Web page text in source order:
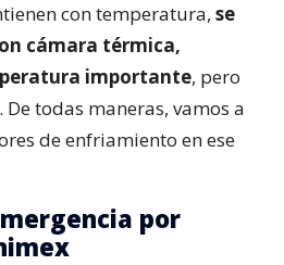
con temperatura, se
cámara térmica,
importante, pero
todas maneras, vamos a
de enfriamiento en ese
por